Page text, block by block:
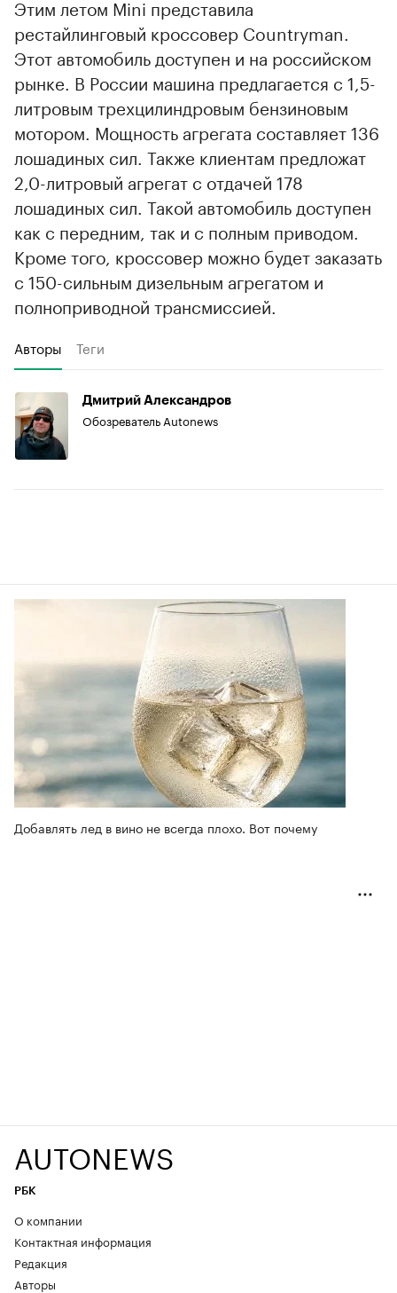
Этим летом Mini представила
рестайлинговый кроссовер Countryman.
Этот автомобиль доступен и на российском
рынке. В России машина предлагается с 1,5-
литровым трехцилиндровым бензиновым
мотором. Мощность агрегата составляет 136
лошадиных сил. Также клиентам предложат
2,0-литровый агрегат с отдачей 178
лошадиных сил. Такой автомобиль доступен
как с передним, так и с полным приводом.
Кроме того, кроссовер можно будет заказать
с 150-сильным дизельным агрегатом и
полноприводной трансмиссией.
Авторы Теги
Дмитрий Александров
Обозреватель Autonews
Добавлять лед в вино не всегда плохо. Вот почему
AUTONEWS
РБК
О компании
Контактная информация
Редакция
Авторы